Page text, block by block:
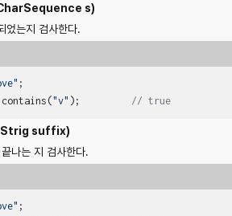
s)
었는지 검사한다.
"v" ); // true
suffix)
나는 지 검사한다.